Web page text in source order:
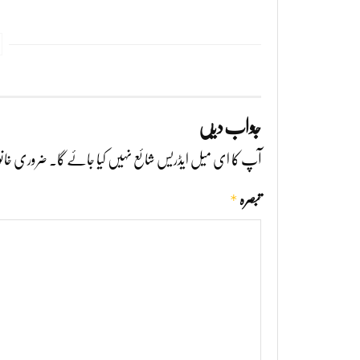
جواب دیں
آپ کا ای میل ایڈریس شائع نہیں کیا جائے گا۔ ضروری
تبصرہ *